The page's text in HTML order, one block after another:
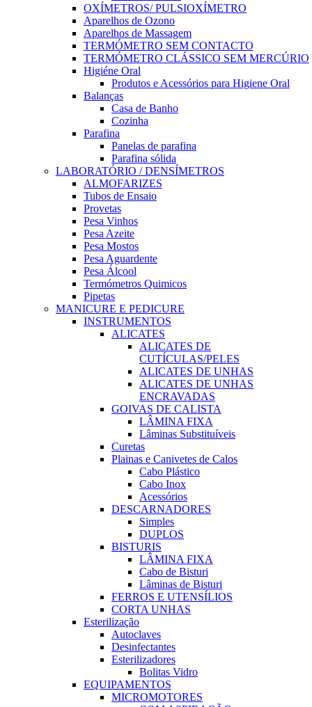
OXÍMETROS/ PULSIOXÍMETRO
Aparelhos de Ozono
Aparelhos de Massagem
TERMÓMETRO SEM CONTACTO
TERMÓMETRO CLÁSSICO SEM MERCÚRIO
Higiéne Oral
Produtos e Acessórios para Higiene Oral
Balanças
Casa de Banho
Cozinha
Parafina
Panelas de parafina
Parafina sólida
LABORATÓRIO / DENSÍMETROS
ALMOFARIZES
Tubos de Ensaio
Provetas
Pesa Vinhos
Pesa Azeite
Pesa Mostos
Pesa Aguardente
Pesa Álcool
Termómetros Quimicos
Pipetas
MANICURE E PEDICURE
INSTRUMENTOS
ALICATES
ALICATES DE
CUTÍCULAS/PELES
ALICATES DE UNHAS
ALICATES DE UNHAS
ENCRAVADAS
GOIVAS DE CALISTA
LÂMINA FIXA
Lâminas Substituíveis
Curetas
Plainas e Canivetes de Calos
Cabo Plástico
Cabo Inox
Acessórios
DESCARNADORES
Simples
DUPLOS
BISTURIS
LÂMINA FIXA
Cabo de Bisturi
Lâminas de Bisturi
FERROS E UTENSÍLIOS
CORTA UNHAS
Esterilização
Autoclaves
Desinfectantes
Esterilizadores
Bolitas Vidro
EQUIPAMENTOS
MICROMOTORES